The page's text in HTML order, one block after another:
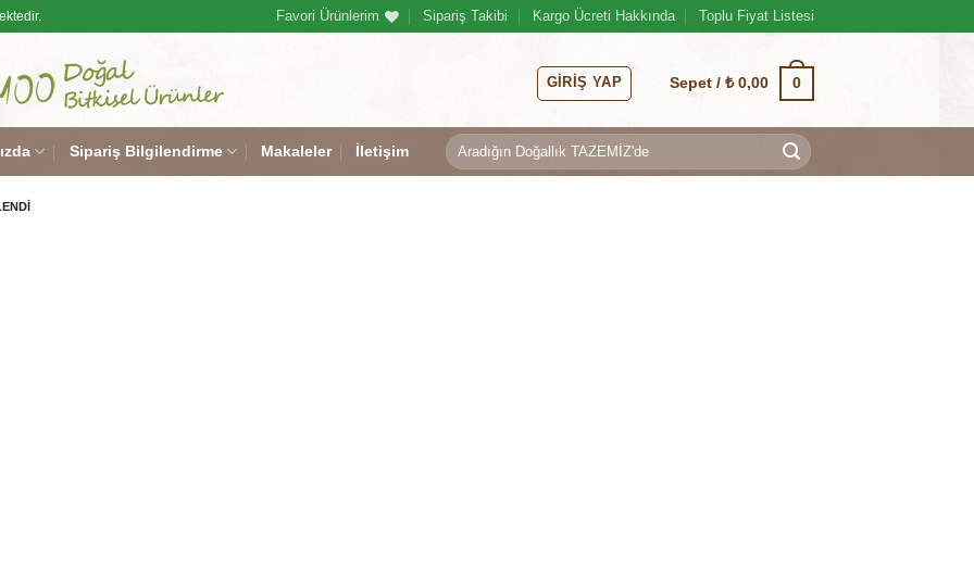
Favori Ürünlerim Sipariş Takibi Kargo Ücreti Hakkında Toplu Fiyat Listesi
GIRIŞ YAP Sepet /₺0,00 0
Sipariş Bilgilendirme Makaleler İletişim
Ara: